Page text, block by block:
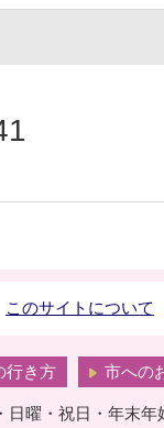
このサイトについて
行き方 市への
曜・祝日・年末年